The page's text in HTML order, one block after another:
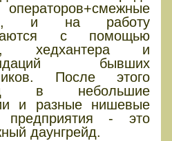
и на работу
с помощью
хедхантера и
бывших
После этого
в небольшие
и разные нишевые
предприятия - это
даунгрейд.